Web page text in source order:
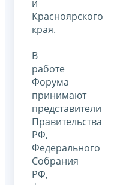
и
Красноярского
края.
В
работе
Форума
принимают
представители
Правительства
РФ,
Федерального
Собрания
РФ,